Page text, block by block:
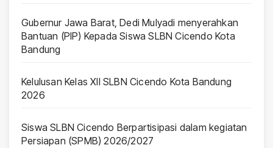
Gubernur Jawa Barat, Dedi Mulyadi menyerahkan
Bantuan (PIP) Kepada Siswa SLBN Cicendo Kota
Bandung
Kelulusan Kelas XII SLBN Cicendo Kota Bandung
2026
Siswa SLBN Cicendo Berpartisipasi dalam kegiatan
Persiapan (SPMB) 2026/2027